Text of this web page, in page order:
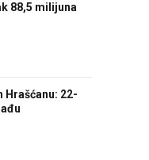
88,5 milijuna
Hrašćanu: 22-